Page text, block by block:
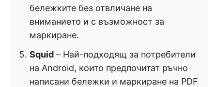
бележките без отвличане на
вниманието и с възможност за
маркиране.
Squid – Най-подходящ за потребители
на Android, които предпочитат ръчно
написани бележки и маркиране на PDF